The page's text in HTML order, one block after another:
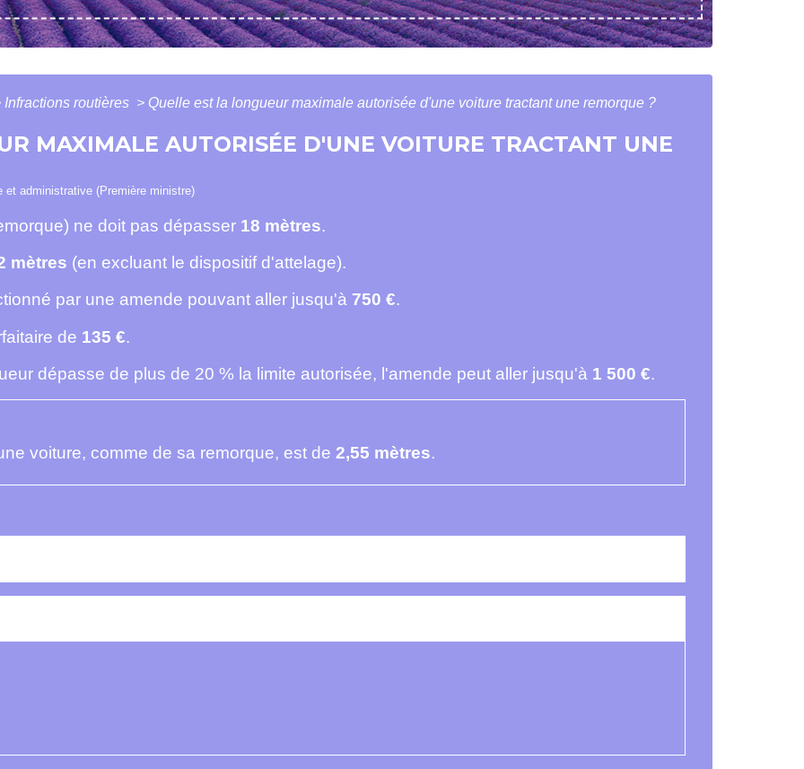
Infractions routières > Quelle est la longueur maximale autorisée d'une voiture tractant une remorque ?
MAXIMALE AUTORISÉE D'UNE VOITURE TRACTANT UNE
et administrative (Première ministre)
ne doit pas dépasser 18 mètres.
mètres (en excluant le dispositif d'attelage).
par une amende pouvant aller jusqu'à 750 €.
de 135 €.
dépasse de plus de 20 % la limite autorisée, l'amende peut aller jusqu'à 1 500 €.
voiture, comme de sa remorque, est de 2,55 mètres.